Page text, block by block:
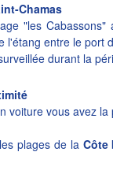
Chamas
"les
l'étang entre le port
durant la
voiture vous avez
plages de la Côte